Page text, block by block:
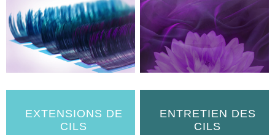
CILS
CILS